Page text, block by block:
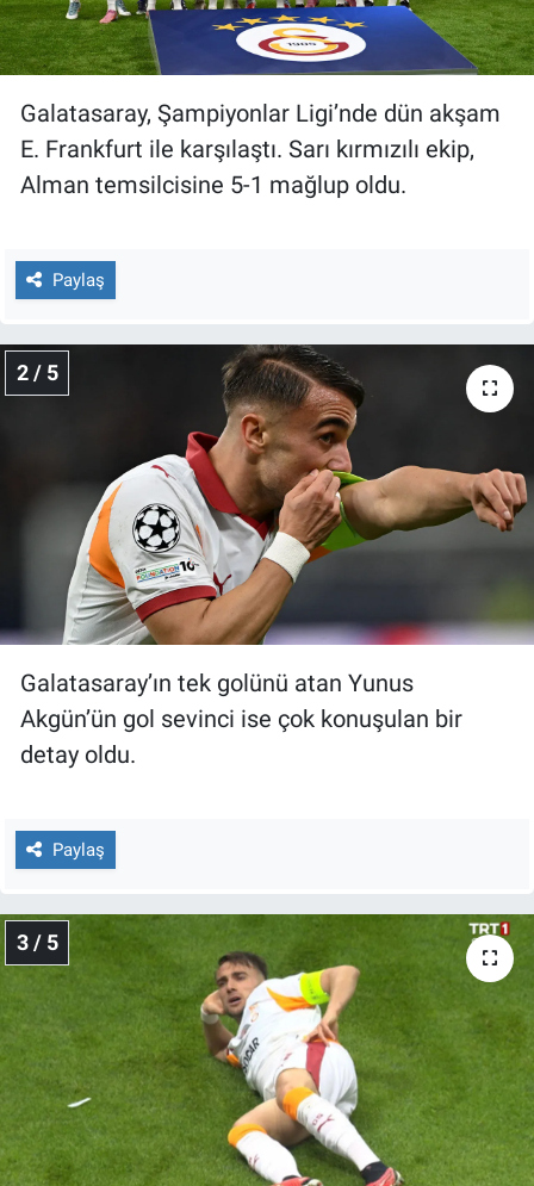
Galatasaray, Şampiyonlar Ligi’nde dün akşam
E. Frankfurt ile karşılaştı. Sarı kırmızılı ekip,
Alman temsilcisine 5-1 mağlup oldu.
Paylaş
2 / 5
Galatasaray’ın tek golünü atan Yunus
Akgün’ün gol sevinci ise çok konuşulan bir
detay oldu.
Paylaş
3 / 5
Kimdir
Koronavirüs
Kültür Sanat
Ne demişti
Nedir
Spor
Teknoloji
Türkiye'nin Geleceği
Türkiye'nin Gündemi
Yerel Gündem
Canlı Yayın